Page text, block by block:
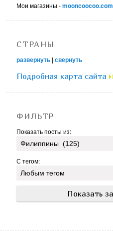
Мои магазины -mooncoocoo.com
СТРАНЫ
развернуть |свернуть
Подробная карта сайта
ФИЛЬТР
Показать посты из:
С тегом: